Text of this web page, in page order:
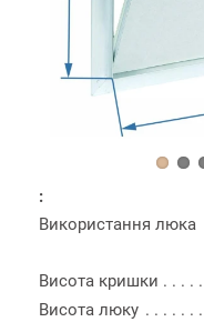
:
Використання люка
Висота кришки
Висота люку